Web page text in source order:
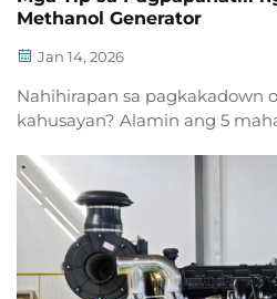
Methanol Generator
Jan 14, 2026
Nahihirapan sa pagkakadown
kahusayan? Alamin ang 5
upang mapataas ang pagiging
mapalawig ang buhay nito. I-
ngayon.